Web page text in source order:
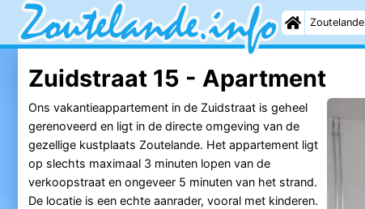
Zoutelande
Zuidstraat 15 - Apartment
Ons vakantieappartement in de Zuidstraat is geheel
gerenoveerd en ligt in de directe omgeving van de
gezellige kustplaats Zoutelande. Het appartement ligt
op slechts maximaal 3 minuten lopen van de
verkoopstraat en ongeveer 5 minuten van het strand.
De locatie is een echte aanrader, vooral met kinderen.